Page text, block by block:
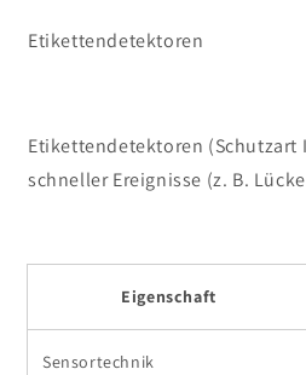
Etikettendetektoren
Etikettendetektoren (Schutzart
schneller Ereignisse (z. B.
Eigenschaft
Sensortechnik